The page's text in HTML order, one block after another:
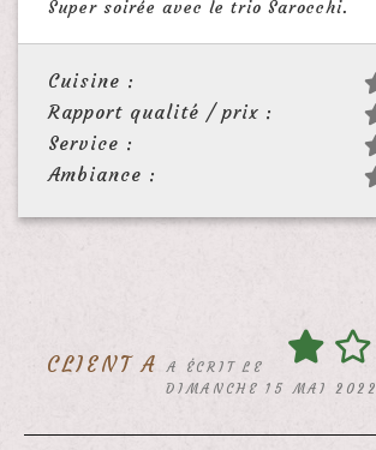
Super soirée avec le trio Sarocchi.
Cuisine :
Rapport qualité / prix :
Service :
Ambiance :
CLIENT A
A ÉCRIT LE
DIMANCHE 15 MAI 2022